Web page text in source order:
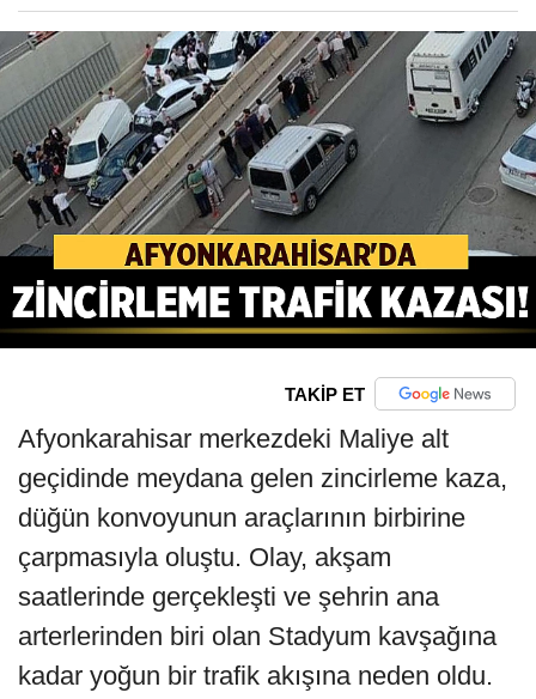
TAKİP ET
Afyonkarahisar merkezdeki Maliye alt
geçidinde meydana gelen zincirleme kaza,
düğün konvoyunun araçlarının birbirine
çarpmasıyla oluştu. Olay, akşam
saatlerinde gerçekleşti ve şehrin ana
arterlerinden biri olan Stadyum kavşağına
kadar yoğun bir trafik akışına neden oldu.